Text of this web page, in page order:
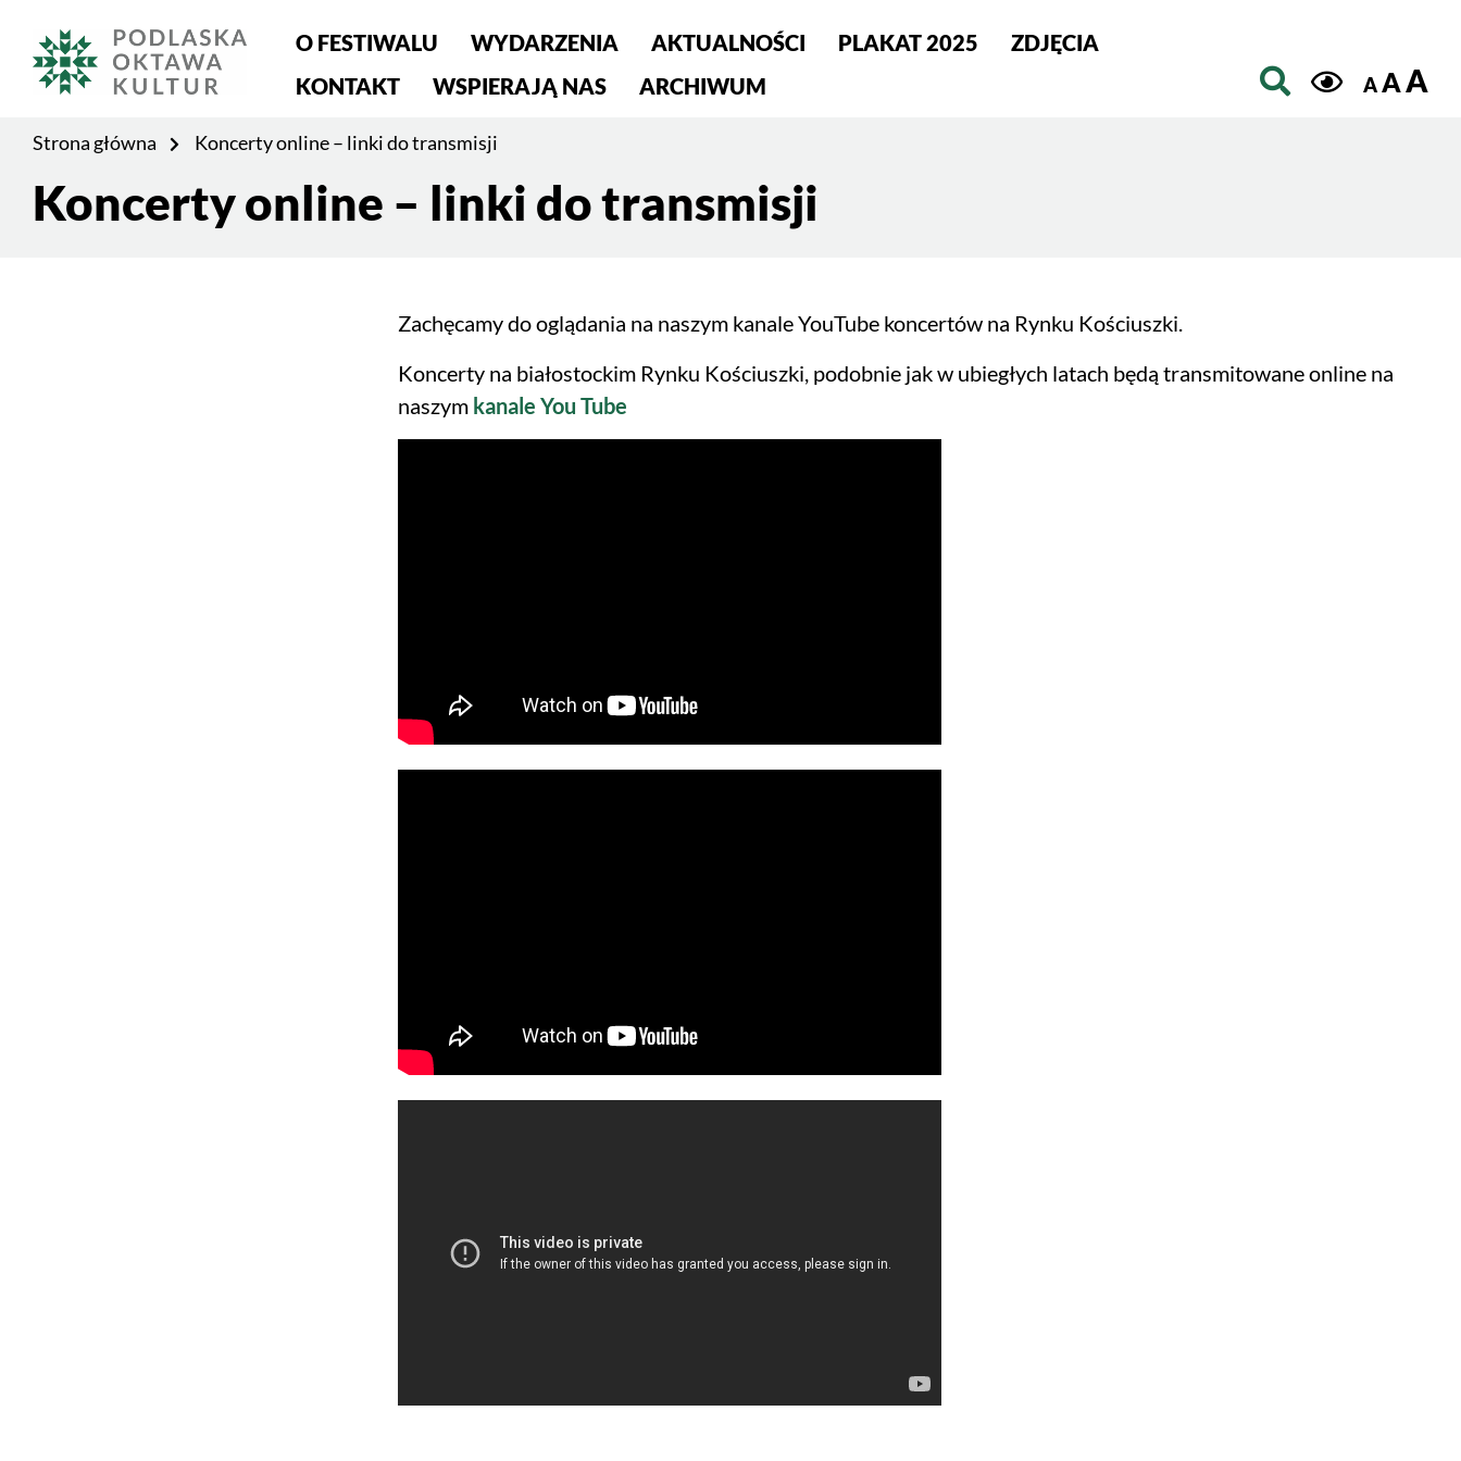
stronie:
Koncerty
Szukaj
Menu
główne
O FESTIWALU WYDARZENIA AKTUALNOŚCI PLAKAT 2025
ZDJĘCIA
KONTAKT
WSPIERAJĄ NAS ARCHIWUM AAA
Strona główna Koncerty online – linki do transmisji
Treść
stronyKoncerty online – linki do transmisji
Zachęcamy do oglądania na naszym kanale YouTube koncertów na Rynku Kościuszki.
Koncerty na białostockim Rynku Kościuszki, podobnie jak w ubiegłych latach będą transmitowane online na
naszym kanale You Tube